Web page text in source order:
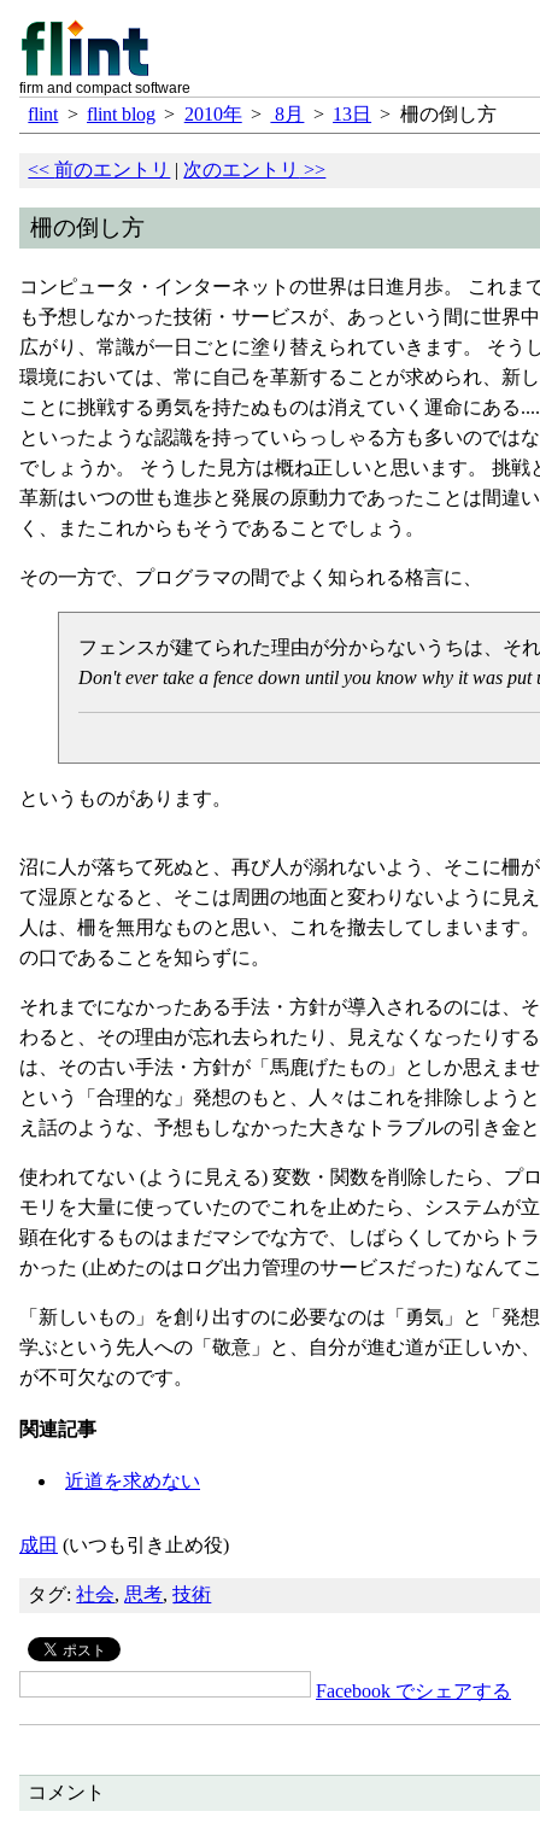
firm and compact software
flint > flint blog > 2010年 > 8月 > 13日 > 柵の倒し方
<<前のエントリ | 次のエントリ >>
柵の倒し方
コンピュータ・インターネットの世界は日進月歩。 これま
も予想しなかった技術・サービスが、あっという間に世界
広がり、常識が一日ごとに塗り替えられていきます。 そう
環境においては、常に自己を革新することが求められ、新
ことに挑戦する勇気を持たぬものは消えていく運命にある
といったような認識を持っていらっしゃる方も多いのでは
でしょうか。 そうした見方は概ね正しいと思います。 挑戦
革新はいつの世も進歩と発展の原動力であったことは間違
く、またこれからもそうであることでしょう。
その一方で、プログラマの間でよく知られる格言に、
フェンスが建てられた理由が分からないうちは、そ
Don't ever take a fence down until you know why it was put
というものがあります。
沼に人が落ちて死ぬと、再び人が溺れないよう、そこに柵
て湿原となると、そこは周囲の地面と変わりないように見
人は、柵を無用なものと思い、これを撤去してしまいます
の口であることを知らずに。
それまでになかったある手法・方針が導入されるのには、
わると、その理由が忘れ去られたり、見えなくなったりす
は、その古い手法・方針が「馬鹿げたもの」としか思えま
という「合理的な」発想のもと、人々はこれを排除しよう
え話のような、予想もしなかった大きなトラブルの引き金
使われてない (ように見える) 変数・関数を削除したら、プ
モリを大量に使っていたのでこれを止めたら、システムが
顕在化するものはまだマシでな方で、しばらくしてからト
かった (止めたのはログ出力管理のサービスだった) なんて
「新しいもの」を創り出すのに必要なのは「勇気」と「発
学ぶという先人への「敬意」と、自分が進む道が正しいか
が不可欠なのです。
関連記事
近道を求めない
成田 (いつも引き止め役)
タグ:社会, 思考,技術
Facebook でシェアする
コメント